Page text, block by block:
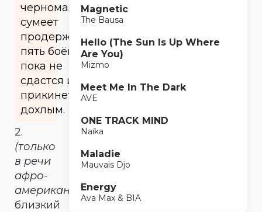
черномазый
сумеет
продержаться
пять боёв,
пока не
сдастся и не
прикинется
дохлым.
2.
(только
в речи
афро-
американцев)
близкий
Magnetic
The Bausa
Hello (The Sun Is Up Where
Are You)
Mizmo
Meet Me In The Dark
AVE
ONE TRACK MIND
Naïka
Maladie
Mauvais Djo
Energy
Ava Max & BIA